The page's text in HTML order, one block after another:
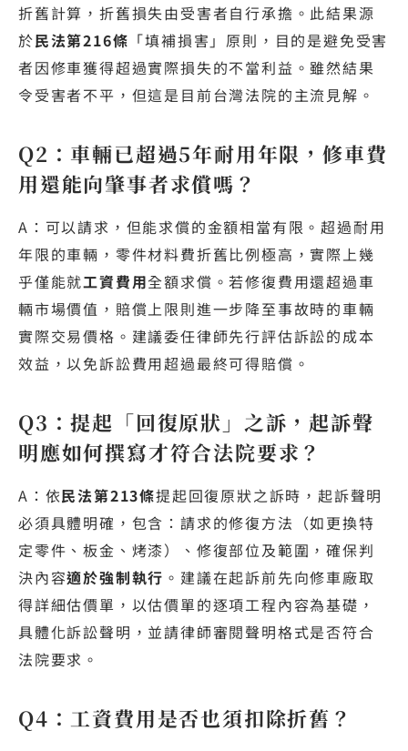
折舊計算，折舊損失由受害者自行承擔。此結果源
於民法第216條 「填補損害」原則，目的是避免受害
者因修車獲得超過實際損失的不當利益。雖然結果
令受害者不平，但這是目前台灣法院的主流見解。
Q2：車輛已超過5年耐用年限，修車費
用還能向肇事者求償嗎？
A：可以請求，但能求償的金額相當有限。超過耐用
年限的車輛，零件材料費折舊比例極高，實際上幾
乎僅能就工資費用全額求償。若修復費用還超過車
輛市場價值，賠償上限則進一步降至事故時的車輛
實際交易價格。建議委任律師先行評估訴訟的成本
效益，以免訴訟費用超過最終可得賠償。
Q3：提起「回復原狀」之訴，起訴聲
明應如何撰寫才符合法院要求？
A：依民法第213條提起回復原狀之訴時，起訴聲明
必須具體明確，包含：請求的修復方法（如更換特
定零件、板金、烤漆）、修復部位及範圍，確保判
決內容適於強制執行 。建議在起訴前先向修車廠取
得詳細估價單，以估價單的逐項工程內容為基礎，
具體化訴訟聲明，並請律師審閱聲明格式是否符合
法院要求。
Q4：工資費用是否也須扣除折舊？